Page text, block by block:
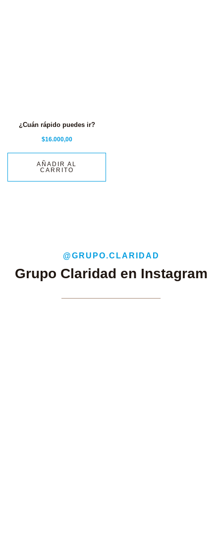
¿Cuán rápido puedes ir?
$16.000,00
AÑADIR AL
CARRITO
@GRUPO.CLARIDAD
Grupo Claridad en Instagram